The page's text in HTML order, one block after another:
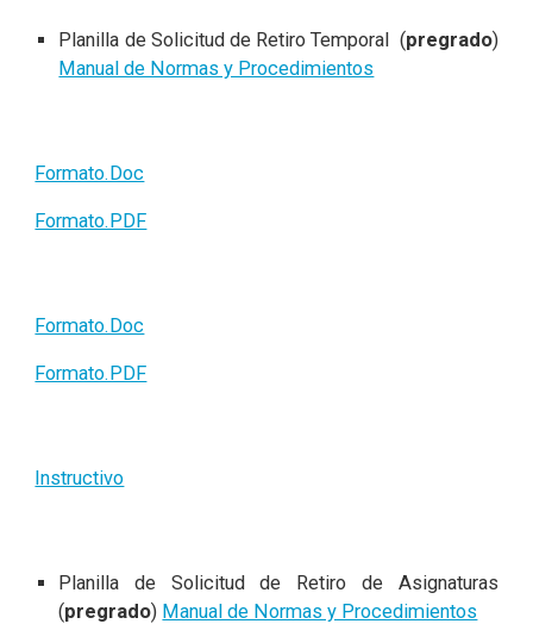
Planilla de Solicitud de Retiro Temporal (pregrado)
Manual de Normas y Procedimientos
Formato.Doc
Formato.PDF
Formato.Doc
Formato.PDF
Instructivo
Planilla de Solicitud de Retiro de Asignaturas
(pregrado) Manual de Normas y Procedimientos